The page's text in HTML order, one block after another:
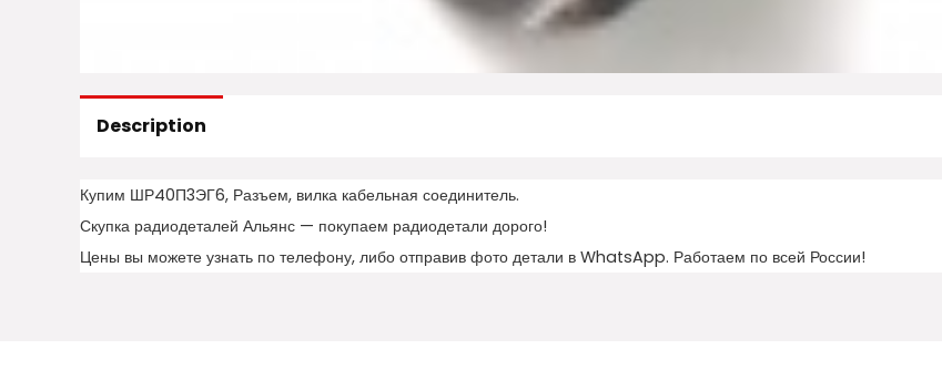
Description
Купим ШР40П3ЭГ6, Разъем, вилка кабельная соединитель.
Скупка радиодеталей Альянс — покупаем радиодетали дорого!
Цены вы можете узнать по телефону, либо отправив фото детали в WhatsApp. Работаем по всей России!